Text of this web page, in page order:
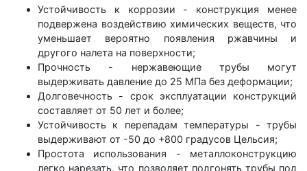
Устойчивость к коррозии - конструкция менее
подвержена воздействию химических веществ, что
уменьшает вероятно появления ржавчины и
другого налета на поверхности;
Прочность - нержавеющие трубы могут
выдерживать давление до 25 МПа без деформации;
Долговечность - срок эксплуатации конструкций
составляет от 50 лет и более;
Устойчивость к перепадам температуры - трубы
выдерживают от -50 до +800 градусов Цельсия;
Простота использования - металлоконструкцию
легко нарезать, что позволяет подгонять трубы под